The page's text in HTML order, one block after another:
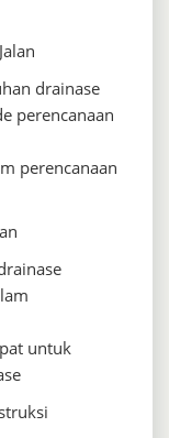
drainase
perencanaan
perencanaan
untuk